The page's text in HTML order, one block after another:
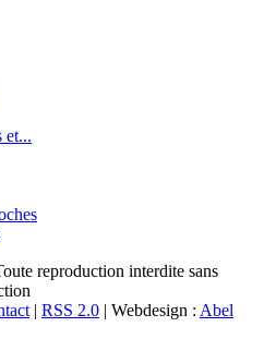
et...
reproduction interdite sans
| RSS 2.0 | Webdesign : Abel